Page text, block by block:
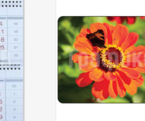
Тип
печати:
Описание: